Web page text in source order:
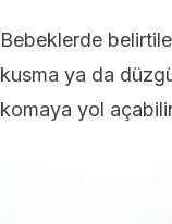
Bebeklerde
kusma ya da
komaya yol